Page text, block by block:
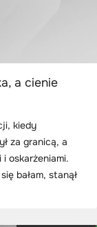
a cienie
kiedy
za granicą, a
oskarżeniami.
bałam, stanął